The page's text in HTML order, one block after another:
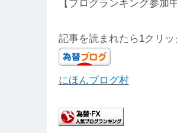
【ブログランキング参加中
記事を読まれたら1クリ
にほんブログ村